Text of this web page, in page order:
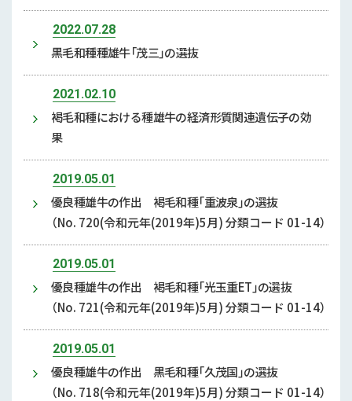
2022.07.28
黒毛和種種雄牛「茂三」の選抜
2021.02.10
褐毛和種における種雄牛の経済形質関連遺伝子の効
果
2019.05.01
優良種雄牛の作出 褐毛和種「重波泉」の選抜
（No. 720(令和元年(2019年)5月) 分類コード 01-14）
2019.05.01
優良種雄牛の作出 褐毛和種「光玉重ET」の選抜
（No. 721(令和元年(2019年)5月) 分類コード 01-14）
2019.05.01
優良種雄牛の作出 黒毛和種「久茂国」の選抜
（No. 718(令和元年(2019年)5月) 分類コード 01-14）